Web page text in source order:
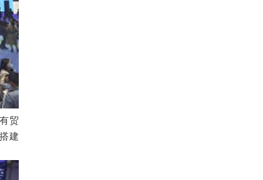
贸
建